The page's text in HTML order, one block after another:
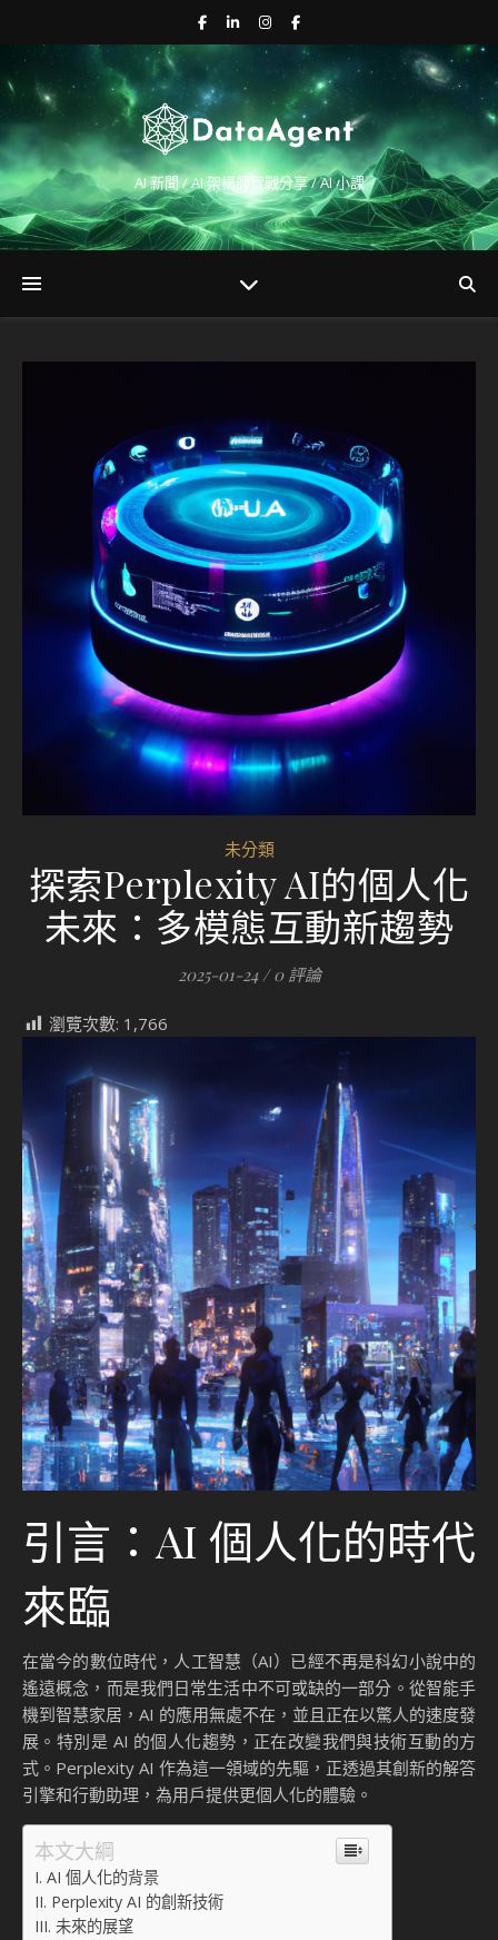
AI 新聞 / AI 架構師實戰分享 / AI 小課
未分類
探索Perplexity AI的個人化
未來：多模態互動新趨勢
2025-01-24 / 0 評論
瀏覽次數: 1,766
引言：AI 個人化的時代
來臨
在當今的數位時代，人工智慧（AI）已經不再是科幻小說中的
遙遠概念，而是我們日常生活中不可或缺的一部分。從智能手
機到智慧家居，AI 的應用無處不在，並且正在以驚人的速度發
展。特別是 AI 的個人化趨勢，正在改變我們與技術互動的方
式。Perplexity AI 作為這一領域的先驅，正透過其創新的解答
引擎和行動助理，為用戶提供更個人化的體驗。
本文大綱
AI 個人化的背景
Perplexity AI 的創新技術
未來的展望